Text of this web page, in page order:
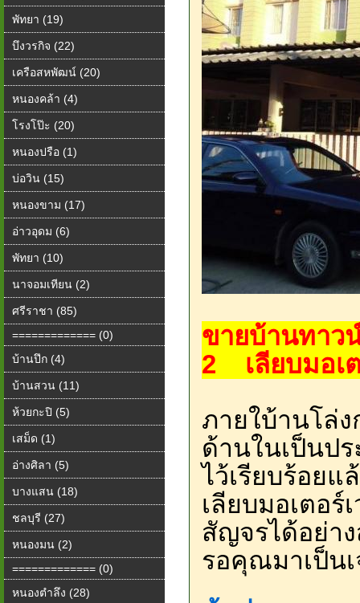
พัทยา (19)
บึงวรกิจ (22)
เครือสหพัฒน์ (20)
หนองคล้า (4)
โรงโป๊ะ (20)
หนองปรือ (1)
บ่อวิน (15)
หนองขาม (17)
อ่าวอุดม (6)
พัทยา (10)
นาจอมเทียน (2)
ศรีราชา (85)
============= (0)
บ้านปึก (4)
บ้านสวน (11)
ห้วยกะปิ (5)
เสม็ด (1)
อ่างศิลา (5)
บางแสน (18)
ชลบุรี (27)
หนองมน (2)
============= (0)
หนองตำลึง (28)
ขายบ้าน​ทาว
2 เลียบมอเ
ภายใบ้านโล่
ด้านในเป็นป
ไว้เรียบร้อย
เลียบมอเตอร์
สัญจรได้อย่า
รอคุณมาเป็น